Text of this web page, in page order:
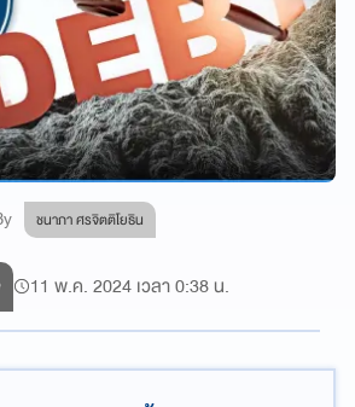
ชนาภา ศรจิตติโยธิน
11 พ.ค. 2024 เวลา 0:38 น.